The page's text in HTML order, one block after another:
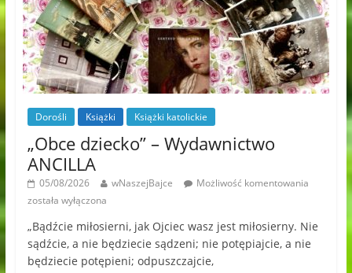
Dorośli Książki Książki katolickie
„Obce dziecko” – Wydawnictwo
ANCILLA
05/08/2026 wNaszejBajce
Możliwość komentowania
została wyłączona
„Bądźcie miłosierni, jak Ojciec wasz jest miłosierny. Nie
sądźcie, a nie będziecie sądzeni; nie potępiajcie, a nie
będziecie potępieni; odpuszczajcie,